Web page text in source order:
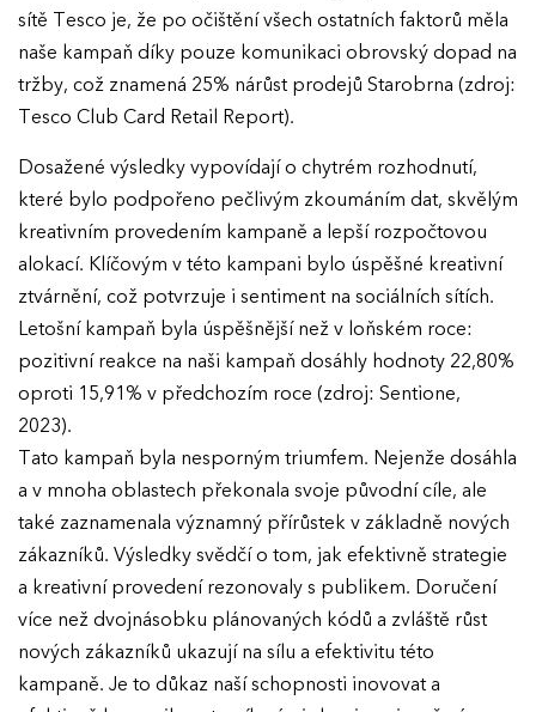
sítě Tesco je, že po očištění všech ostatních faktorů měla
naše kampaň díky pouze komunikaci obrovský dopad na
tržby, což znamená 25% nárůst prodejů Starobrna (zdroj:
Tesco Club Card Retail Report).
Dosažené výsledky vypovídají o chytrém rozhodnutí,
které bylo podpořeno pečlivým zkoumáním dat, skvělým
kreativním provedením kampaně a lepší rozpočtovou
alokací. Klíčovým v této kampani bylo úspěšné kreativní
ztvárnění, což potvrzuje i sentiment na sociálních sítích.
Letošní kampaň byla úspěšnější než v loňském roce:
pozitivní reakce na naši kampaň dosáhly hodnoty 22,80%
oproti 15,91% v předchozím roce (zdroj: Sentione,
2023).
Tato kampaň byla nesporným triumfem. Nejenže dosáhla
a v mnoha oblastech překonala svoje původní cíle, ale
také zaznamenala významný přírůstek v základně nových
zákazníků. Výsledky svědčí o tom, jak efektivně strategie
a kreativní provedení rezonovaly s publikem. Doručení
více než dvojnásobku plánovaných kódů a zvláště růst
nových zákazníků ukazují na sílu a efektivitu této
kampaně. Je to důkaz naší schopnosti inovovat a